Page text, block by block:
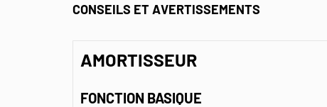
CONSEILS ET AVERTISSEMENTS
AMORTISSEUR
FONCTION BASIQUE